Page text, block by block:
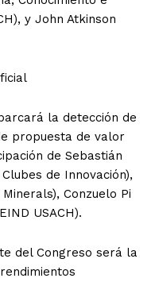
y John Atkinson
la detección de
propuesta de valor
de Sebastián
de Innovación),
Conzuelo Pi
USACH).
del Congreso será la